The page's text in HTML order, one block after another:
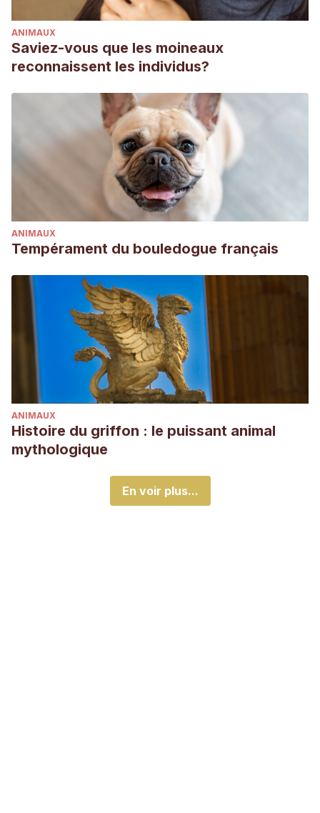
ANIMAUX
Saviez-vous que les moineaux
reconnaissent les individus?
ANIMAUX
Tempérament du bouledogue français
ANIMAUX
Histoire du griffon : le puissant animal
mythologique
En voir plus...